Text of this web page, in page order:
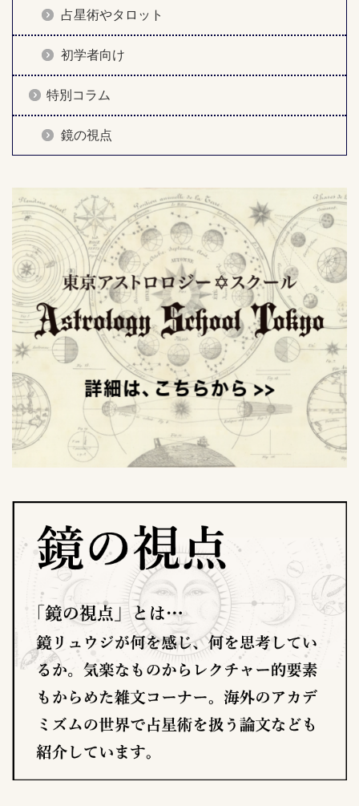
占星術やタロット
初学者向け
特別コラム
鏡の視点